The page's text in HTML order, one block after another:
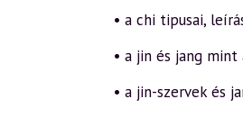
• a chi tipusai,
• a jin és jang
• a jin-szervek és